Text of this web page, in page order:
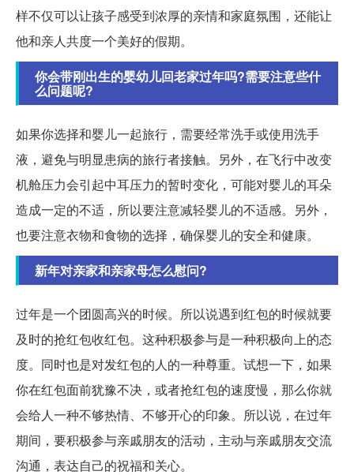
样不仅可以让孩子感受到浓厚的亲情和家庭氛围，还能让
他和亲人共度一个美好的假期。
你会带刚出生的婴幼儿回老家过年吗?需要注意些什
么问题呢?
如果你选择和婴儿一起旅行，需要经常洗手或使用洗手
液，避免与明显患病的旅行者接触。另外，在飞行中改变
机舱压力会引起中耳压力的暂时变化，可能对婴儿的耳朵
造成一定的不适，所以要注意减轻婴儿的不适感。另外，
也要注意衣物和食物的选择，确保婴儿的安全和健康。
新年对亲家和亲家母怎么慰问?
过年是一个团圆高兴的时候。所以说遇到红包的时候就要
及时的抢红包收红包。这种积极参与是一种积极向上的态
度。同时也是对发红包的人的一种尊重。试想一下，如果
你在红包面前犹豫不决，或者抢红包的速度慢，那么你就
会给人一种不够热情、不够开心的印象。所以说，在过年
期间，要积极参与亲戚朋友的活动，主动与亲戚朋友交流
沟通，表达自己的祝福和关心。